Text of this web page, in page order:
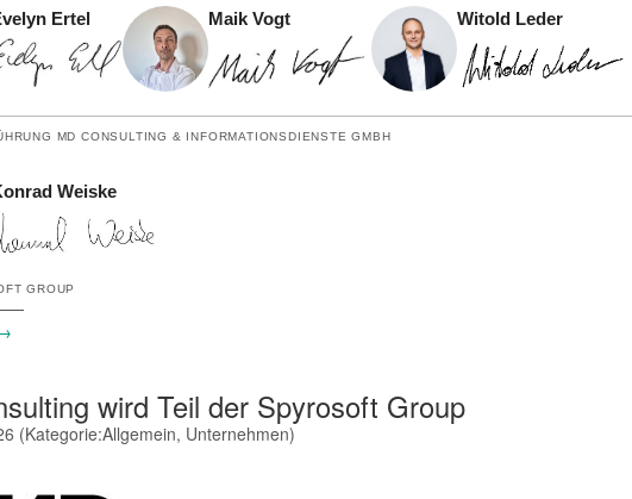
Ertel Maik Vogt Witold Leder
MD CONSULTING & INFORMATIONSDIENSTE GMBH
Weiske
GROUP
wird Teil der Spyrosoft Group
(Kategorie:Allgemein, Unternehmen)